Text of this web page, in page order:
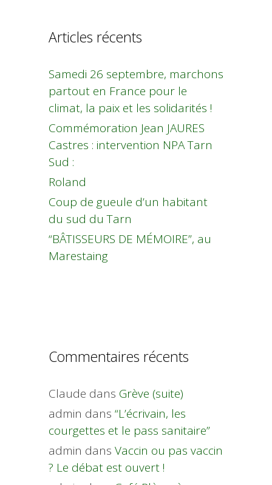
Articles récents
Samedi 26 septembre, marchons
partout en France pour le
climat, la paix et les solidarités !
Commémoration Jean JAURES
Castres : intervention NPA Tarn
Sud :
Roland
Coup de gueule d’un habitant
du sud du Tarn
“BÂTISSEURS DE MÉMOIRE”, au
Marestaing
Commentaires récents
Claude dans Grève (suite)
admin dans “L’écrivain, les
courgettes et le pass sanitaire”
admin dans Vaccin ou pas vaccin
? Le débat est ouvert !